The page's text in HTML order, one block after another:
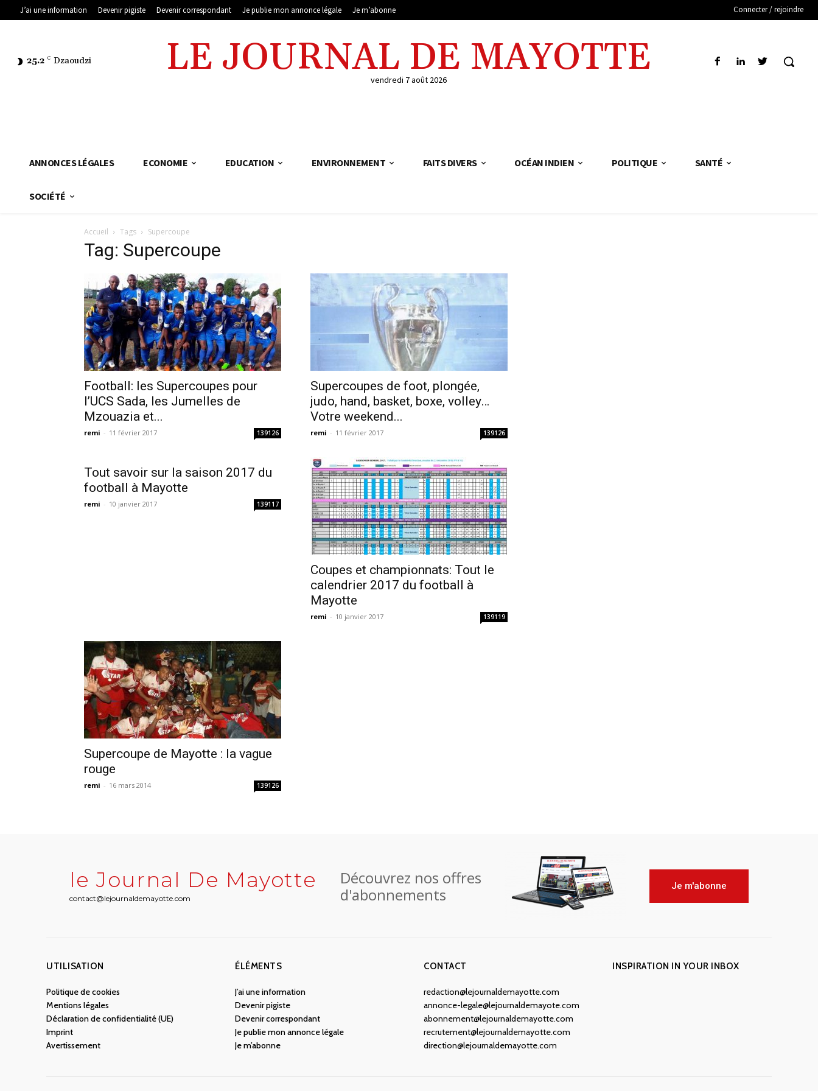
J’ai une information Devenir pigiste Devenir correspondant Je publie mon annonce légale Je m’abonne Connecter / rejoindre
25.2 C Dzaoudzi LE JOURNAL DE MAYOTTE
vendredi 7 août 2026
ANNONCES LÉGALES ECONOMIE EDUCATION ENVIRONNEMENT FAITS DIVERS OCÉAN INDIEN POLITIQUE SANTÉ
SOCIÉTÉ
Accueil Tags Supercoupe
Tag: Supercoupe
Football: les Supercoupes pour
l’UCS Sada, les Jumelles de
Mzouazia et...
remi - 11 février 2017 139126
Supercoupes de foot, plongée,
judo, hand, basket, boxe, volley…
Votre weekend...
remi - 11 février 2017 139126
Tout savoir sur la saison 2017 du
football à Mayotte
remi - 10 janvier 2017 139117
Coupes et championnats: Tout le
calendrier 2017 du football à
Mayotte
remi - 10 janvier 2017 139119
Supercoupe de Mayotte : la vague
rouge
remi - 16 mars 2014 139126
le Journal De Mayotte
contact@lejournaldemayotte.com
Découvrez nos offres
d'abonnements
Je m'abonne
UTILISATION
Politique de cookies
Mentions légales
Déclaration de confidentialité (UE)
Imprint
Avertissement
ÉLÉMENTS
J’ai une information
Devenir pigiste
Devenir correspondant
Je publie mon annonce légale
Je m’abonne
CONTACT
redaction@lejournaldemayotte.com
annonce-legale@lejournaldemayote.com
abonnement@lejournaldemayotte.com
recrutement@lejournaldemayotte.com
direction@lejournaldemayotte.com
INSPIRATION IN YOUR INBOX